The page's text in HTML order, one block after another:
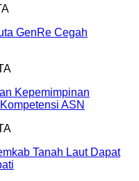
GenRe Cegah
Kepemimpinan
ASN
Tanah Laut Dapat